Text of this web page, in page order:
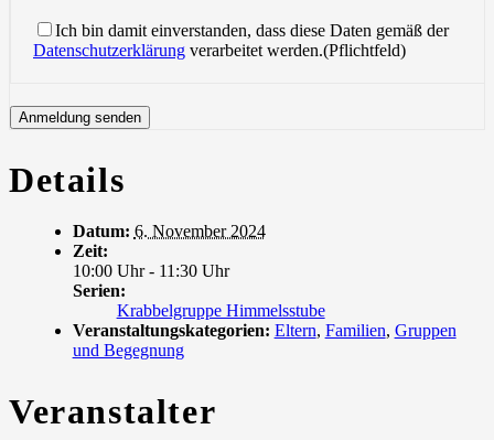
Ich bin damit einverstanden, dass diese Daten gemäß der
Datenschutzerklärung verarbeitet werden.(Pflichtfeld)
Details
Datum: 6. November 2024
Zeit:
10:00 Uhr - 11:30 Uhr
Serien:
Krabbelgruppe Himmelsstube
Veranstaltungskategorien: Eltern, Familien, Gruppen
und Begegnung
Veranstalter